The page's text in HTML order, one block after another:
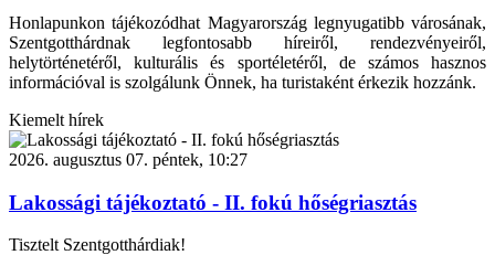
Honlapunkon tájékozódhat Magyarország legnyugatibb városának,
Szentgotthárdnak legfontosabb híreiről, rendezvényeiről,
helytörténetéről, kulturális és sportéletéről, de számos hasznos
információval is szolgálunk Önnek, ha turistaként érkezik hozzánk.
Kiemelt hírek
2026. augusztus 07. péntek, 10:27
Lakossági tájékoztató - II. fokú hőségriasztás
Tisztelt Szentgotthárdiak!